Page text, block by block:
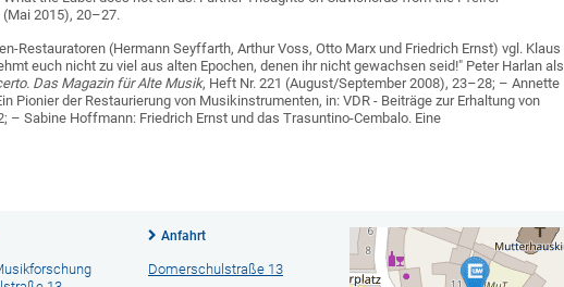
(Mai 2015), 20–27.
Restauratoren (Hermann Seyffarth, Arthur Voss, Otto Marx und Friedrich Ernst) vgl. Klaus
euch nicht zu viel aus alten Epochen, denen ihr nicht gewachsen seid!" Peter Harlan als
Das Magazin für Alte Musik, Heft Nr. 221 (August/September 2008), 23–28; – Annette
Pionier der Restaurierung von Musikinstrumenten, in: VDR - Beiträge zur Erhaltung von
– Sabine Hoffmann: Friedrich Ernst und das Trasuntino-Cembalo. Eine
Anfahrt
Domerschulstraße 13